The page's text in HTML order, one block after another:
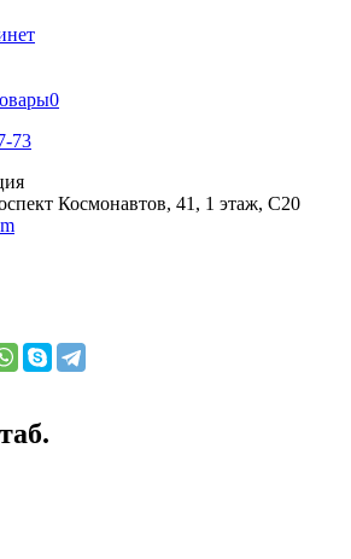
0
73
Космонавтов, 41, 1 этаж, С20